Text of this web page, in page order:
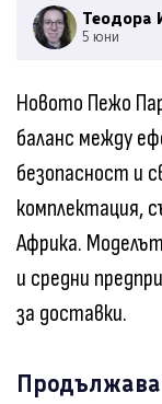
Теодора
5 юни
Новото Пежо
баланс между
безопасност и
комплектация,
Африка.
и средни
за доставки.